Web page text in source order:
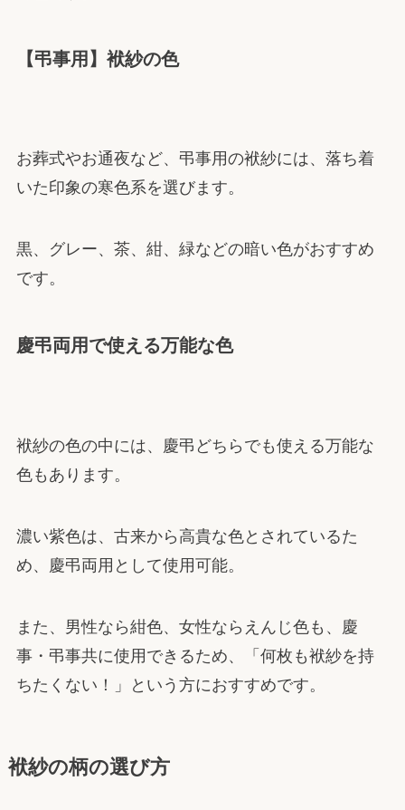
【弔事用】袱紗の色
お葬式やお通夜など、弔事用の袱紗には、落ち着
いた印象の寒色系を選びます。
黒、グレー、茶、紺、緑などの暗い色がおすすめ
です。
慶弔両用で使える万能な色
袱紗の色の中には、慶弔どちらでも使える万能な
色もあります。
濃い紫色は、古来から高貴な色とされているた
め、慶弔両用として使用可能。
また、男性なら紺色、女性ならえんじ色も、慶
事・弔事共に使用できるため、「何枚も袱紗を持
ちたくない！」という方におすすめです。
袱紗の柄の選び方